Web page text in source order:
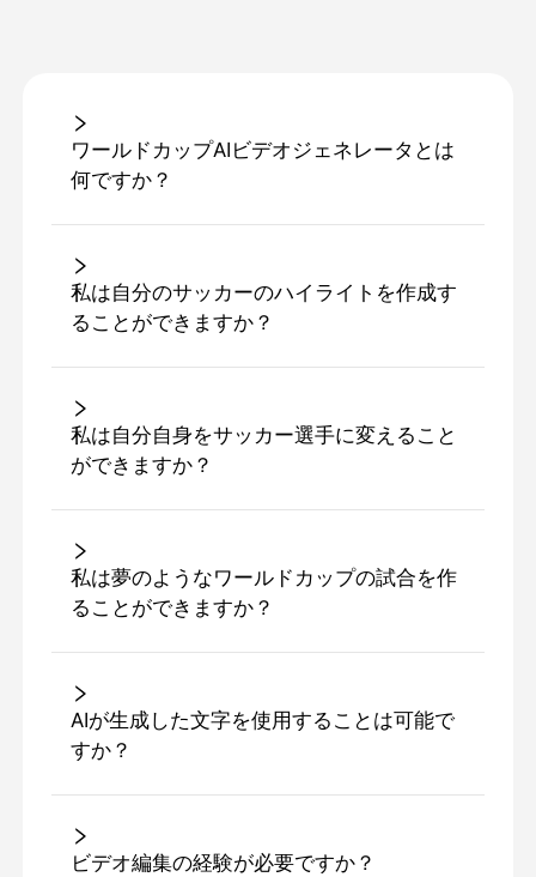
ワールドカップAIビデオジェネレータとは
何ですか？
私は自分のサッカーのハイライトを作成す
ることができますか？
私は自分自身をサッカー選手に変えること
ができますか？
私は夢のようなワールドカップの試合を作
ることができますか？
AIが生成した文字を使用することは可能で
すか？
ビデオ編集の経験が必要ですか？